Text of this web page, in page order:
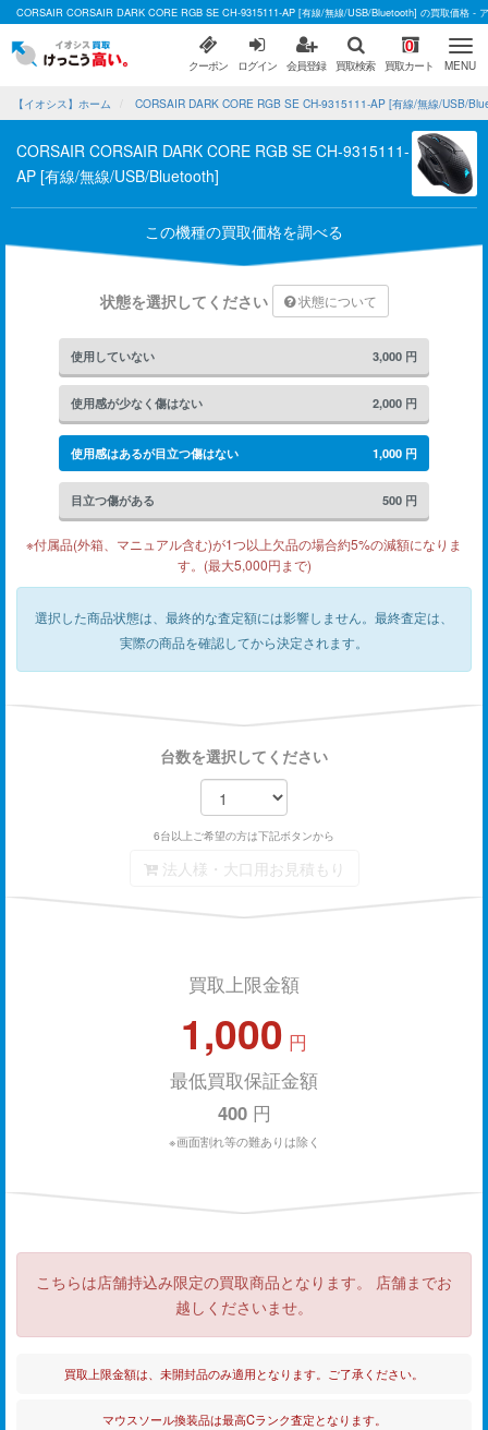
CORSAIR CORSAIR DARK CORE RGB SE CH-9315111-AP [有線/無線/USB/Bluetooth] の買取価格 -
クーポン ログイン 会員登録 買取検索
0
買取カート MENU
【イオシス】ホーム CORSAIR DARK CORE RGB SE CH-9315111-AP [有線/無線/USB/
CORSAIR CORSAIR DARK CORE RGB SE CH-9315111-
AP [有線/無線/USB/Bluetooth]
この機種の買取価格を調べる
状態を選択してください 状態について
使用していない 3,000 円
使用感が少なく傷はない 2,000 円
使用感はあるが目立つ傷はない 1,000 円
目立つ傷がある 500 円
※付属品(外箱、マニュアル含む)が1つ以上欠品の場合約5%の減額になりま
す。(最大5,000円まで)
選択した商品状態は、最終的な査定額には影響しません。 最終査定は、
実際の商品を確認してから決定されます。
台数を選択してください
6台以上ご希望の方は下記ボタンから
法人様・大口用お見積もり
買取上限金額
1,000 円
最低買取保証金額
400円
※画面割れ等の難ありは除く
こちらは店舗持込み限定の買取商品となります。 店舗までお
越しくださいませ。
買取上限金額は、未開封品のみ適用となります。ご了承ください。
マウスソール換装品は最高Cランク査定となります。